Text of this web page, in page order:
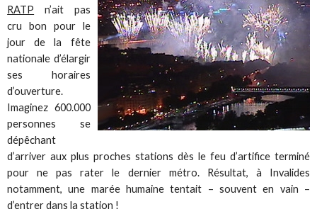
RATP n’ait pas
cru bon pour le
jour de la fête
nationale d’élargir
ses horaires
d’ouverture.
Imaginez 600.000
personnes se
dépêchant
d’arriver aux plus proches stations dès le feu d’artifice terminé
pour ne pas rater le dernier métro. Résultat, à Invalides
notamment, une marée humaine tentait – souvent en vain –
d’entrer dans la station !